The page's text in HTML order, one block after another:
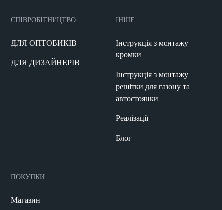
СПІВРОБІТНИЦТВО
ДЛЯ ОПТОВИКІВ
ДЛЯ ДИЗАЙНЕРІВ
ІНШЕ
Інструкція з монтажу
кромки
Інструкція з монтажу
решітки для газону та
автостоянки
Реалізації
Блог
ПОКУПКИ
Магазин